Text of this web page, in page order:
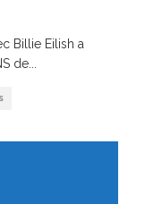
Billie Eilish a
de